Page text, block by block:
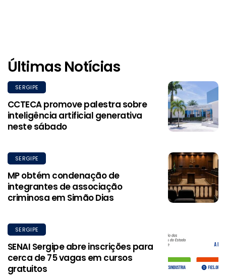
Últimas Notícias
SERGIPE
CCTECA promove palestra sobre
inteligência artificial generativa
neste sábado
SERGIPE
MP obtém condenação de
integrantes de associação
criminosa em Simão Dias
SERGIPE
SENAI Sergipe abre inscrições para
cerca de 75 vagas em cursos
gratuitos